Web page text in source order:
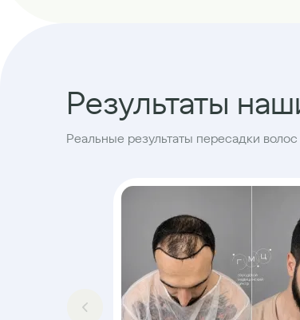
Результаты
Реальные результаты пересадки